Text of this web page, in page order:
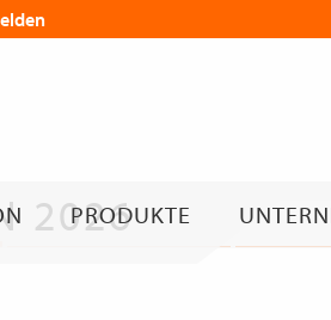
PRODUKTE
2026